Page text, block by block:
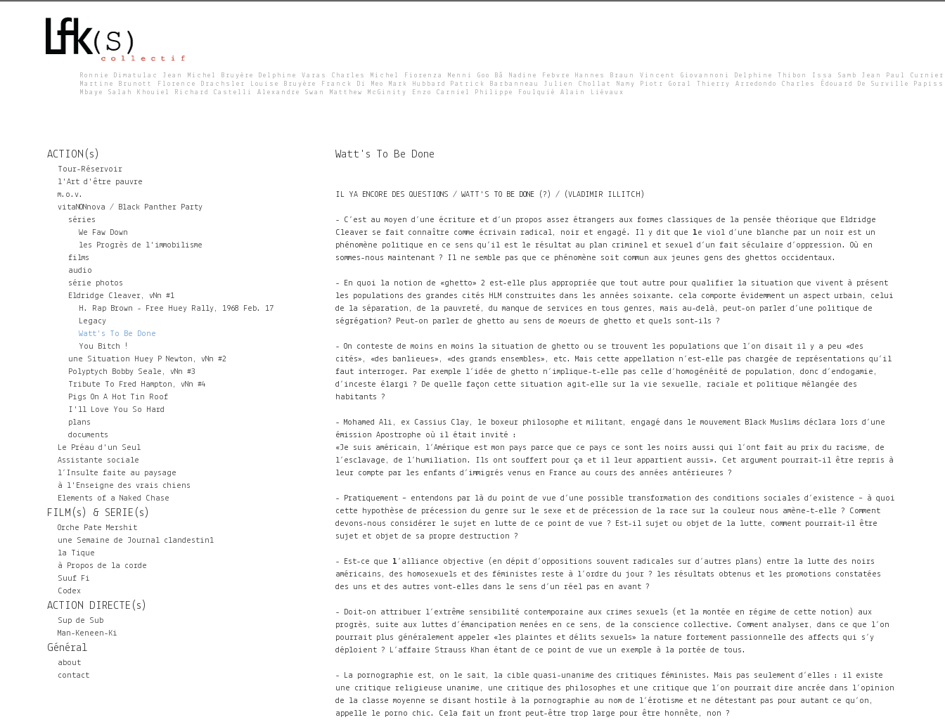
F
K
S
Ronnie Dimatulac Jean Michel Bruyère Delphine Varas Charles Michel Fiorenza Menni Goo Bâ Nadine Febvre Hannes Braun Vincent Giovannoni Delphine Thibon Issa Samb Jean Paul Curnier
Martine Brunott Florence Drachsler Louise Bruyère Franck Di Meo Mark Hubbard Patrick Barbanneau Julien Chollat Namy Piotr Goral Thierry Arredondo Charles Édouard De Surville Papiss
Mbaye Salah Khouiel Richard Castelli Alexandre Swan Matthew McGinity Enzo Carniel Philippe Foulquié Alain Liévaux
ACTION(s)
Tour-Réservoir
l'Art d'être pauvre
m.o.v.
vitaNONnova / Black Panther Party
séries
We Faw Down
les Progrès de l'immobilisme
films
audio
série photos
Eldridge Cleaver, vNn #1
H. Rap Brown - Free Huey Rally, 1968 Feb. 17
Legacy
Watt's To Be Done
You Bitch !
une Situation Huey P Newton, vNn #2
Polyptych Bobby Seale, vNn #3
Tribute To Fred Hampton, vNn #4
Pigs On A Hot Tin Roof
I'll Love You So Hard
plans
documents
Le Préau d'un Seul
Assistante sociale
l’Insulte faite au paysage
à l'Enseigne des vrais chiens
Elements of a Naked Chase
FILM(s) & SERIE(s)
Orche Pate Mershit
une Semaine de Journal clandestin1
la Tique
à Propos de la corde
Suuf Fi
Codex
ACTION DIRECTE(s)
Sup de Sub
Man-Keneen-Ki
Général
about
contact
Watt's To Be Done
IL YA ENCORE DES QUESTIONS / WATT'S TO BE DONE (?) / (VLADIMIR ILLITCH)
- C’est au moyen d’une écriture et d’un propos assez étrangers aux formes classiques de la pensée théorique que Eldridge
Cleaver se fait connaître comme écrivain radical, noir et engagé. Il y dit que le viol d’une blanche par un noir est un
phénomène politique en ce sens qu’il est le résultat au plan criminel et sexuel d’un fait séculaire d’oppression. Où en
sommes-nous maintenant ? Il ne semble pas que ce phénomène soit commun aux jeunes gens des ghettos occidentaux.
- En quoi la notion de «ghetto» 2 est-elle plus appropriée que tout autre pour qualifier la situation que vivent à présent
les populations des grandes cités HLM construites dans les années soixante. cela comporte évidemment un aspect urbain, celui
de la séparation, de la pauvreté, du manque de services en tous genres, mais au-delà, peut-on parler d’une politique de
ségrégation? Peut-on parler de ghetto au sens de moeurs de ghetto
et quels sont-ils ?
- On conteste de moins en moins la situation de ghetto ou se trouvent les populations que l’on disait il y a peu «des
cités», «des banlieues», «des grands ensembles», etc. Mais cette appellation n’est-elle pas chargée de représentations qu’il
faut interroger. Par exemple l’idée de ghetto n’implique-t-elle pas celle d’homogénéité de population, donc d’endogamie,
d’inceste élargi ? De quelle façon cette situation agit-elle sur la vie sexuelle, raciale et politique mélangée des
habitants ?
- Mohamed Ali, ex Cassius Clay, le boxeur philosophe et militant, engagé dans le mouvement Black Muslims déclara lors d’une
émission Apostrophe où il était invité :
«Je suis américain, l’Amérique est mon pays parce que ce pays ce sont les noirs aussi qui l’ont fait au prix du racisme, de
l’esclavage, de l’humiliation. Ils ont souffert pour ça et il leur appartient aussi». Cet argument pourrait-il être repris à
leur compte par les enfants d’immigrés venus en France au cours des années antérieures ?
- Pratiquement – entendons par là du point de vue d’une possible transformation des conditions sociales d’existence – à quoi
cette hypothèse de précession du genre sur le sexe et de précession de la race sur la couleur nous amène-t-elle ? Comment
devons-nous considérer le sujet en lutte de ce point de vue ? Est-il sujet ou objet de la lutte, comment pourrait-il être
sujet et objet de sa propre destruction ?
- Est-ce que l ’alliance objective (en dépit d’oppositions souvent radicales sur d’autres plans) entre la lutte des noirs
américains, des homosexuels et des féministes reste à l’ordre du jour ? les résultats obtenus et les promotions constatées
des uns et des autres vont-elles dans le sens d’un réel pas en avant ?
- Doit-on attribuer l’extrême sensibilité contemporaine aux crimes sexuels (et la montée en régime de cette notion) aux
progrès, suite aux luttes d’émancipation menées en ce sens, de la conscience collective. Comment analyser, dans ce que l’on
pourrait plus généralement appeler «les plaintes et délits sexuels» la nature fortement passionnelle des affects qui s’y
déploient ? L’affaire Strauss Khan étant de ce point de vue un exemple à la portée de tous.
- La pornographie est, on le sait, la cible quasi-unanime des critiques féministes. Mais pas seulement d’elles : il existe
une critique religieuse unanime, une critique des philosophes et une critique que l’on pourrait dire ancrée dans l’opinion
de la classe moyenne
se disant hostile à la pornographie au nom de l’érotisme et ne détestant pas pour autant ce qu’on,
appelle le porno chic. Cela fait un front peut-être trop large pour être honnête, non ?